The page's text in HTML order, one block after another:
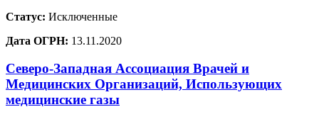
Статус: Исключенные
Дата ОГРН: 13.11.2020
Северо-Западная Ассоциация Врачей и
Медицинских Организаций, Использующих
медицинские газы